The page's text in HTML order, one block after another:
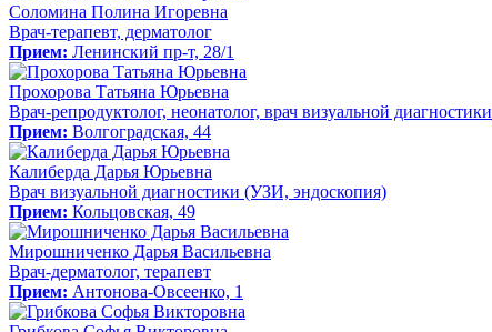
Соломина Полина Игоревна
Врач-терапевт, дерматолог
Прием: Ленинский пр-т, 28/1
Прохорова Татьяна Юрьевна
Врач-репродуктолог, неонатолог, врач визуальной диагностики
Прием: Волгоградская, 44
Калиберда Дарья Юрьевна
Врач визуальной диагностики (УЗИ, эндоскопия)
Прием: Кольцовская, 49
Мирошниченко Дарья Васильевна
Врач-дерматолог, терапевт
Прием: Антонова-Овсеенко, 1